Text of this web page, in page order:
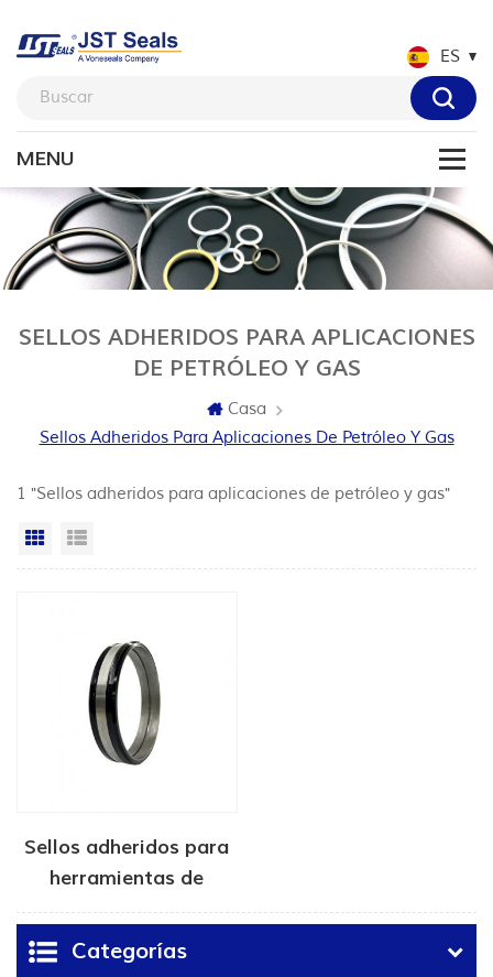
ES
SELLOS ADHERIDOS PARA APLICACIONES
DE PETRÓLEO Y GAS
Casa
Sellos Adheridos Para Aplicaciones De Petróleo Y Gas
1 "Sellos adheridos para aplicaciones de petróleo y gas"
Vista en cuadrícula
Sellos adheridos para
herramientas de
terminación
Categorías